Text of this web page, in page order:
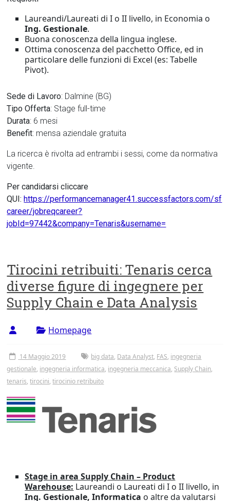
Laureandi/Laureati di I o II livello, in Economia o
Ing. Gestionale.
Buona conoscenza della lingua inglese.
Ottima conoscenza del pacchetto Office, ed in
particolare delle funzioni di Excel (es: Tabelle
Pivot).
Sede di Lavoro: Dalmine (BG)
Tipo Offerta: Stage full-time
Durata: 6 mesi
Benefit: mensa aziendale gratuita
La ricerca è rivolta ad entrambi i sessi, come da normativa
vigente.
Per candidarsi cliccare
QUI: https://performancemanager41.successfactors.com/sf
career/jobreqcareer?
jobId=97442&company=Tenaris&username=
Tirocini retribuiti: Tenaris cerca
diverse figure di ingegnere per
Supply Chain e Data Analysis
Homepage
14 Maggio 2019 big data, Data Analyst, FAS, ingegneria
gestionale, ingegneria informatica, ingegneria meccanica, Supply Chain,
tenaris,tirocini,tirocinio retribuito
Stage in area Supply Chain – Product
Warehouse: Laureandi o Laureati di I o II livello, in
Ing. Gestionale, Informatica o altre da valutarsi